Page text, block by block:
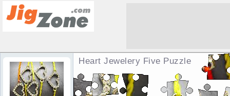
Heart Jewelery Five Puzzle